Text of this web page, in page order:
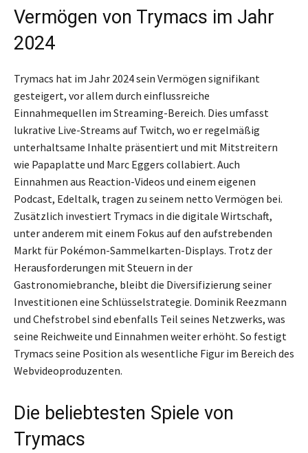
Vermögen von Trymacs im Jahr
2024
Trymacs hat im Jahr 2024 sein Vermögen signifikant
gesteigert, vor allem durch einflussreiche
Einnahmequellen im Streaming-Bereich. Dies umfasst
lukrative Live-Streams auf Twitch, wo er regelmäßig
unterhaltsame Inhalte präsentiert und mit Mitstreitern
wie Papaplatte und Marc Eggers collabiert. Auch
Einnahmen aus Reaction-Videos und einem eigenen
Podcast, Edeltalk, tragen zu seinem netto Vermögen bei.
Zusätzlich investiert Trymacs in die digitale Wirtschaft,
unter anderem mit einem Fokus auf den aufstrebenden
Markt für Pokémon-Sammelkarten-Displays. Trotz der
Herausforderungen mit Steuern in der
Gastronomiebranche, bleibt die Diversifizierung seiner
Investitionen eine Schlüsselstrategie. Dominik Reezmann
und Chefstrobel sind ebenfalls Teil seines Netzwerks, was
seine Reichweite und Einnahmen weiter erhöht. So festigt
Trymacs seine Position als wesentliche Figur im Bereich des
Webvideoproduzenten.
Die beliebtesten Spiele von
Trymacs